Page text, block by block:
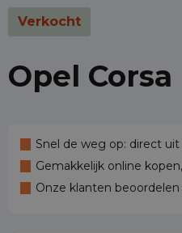
Verkocht
Opel Corsa
Snel de weg op: direct
Gemakkelijk online
Onze klanten